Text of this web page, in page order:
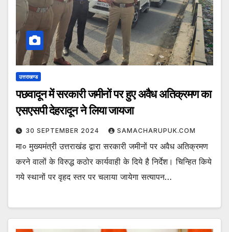
उत्तराखण्ड
पछवादून में सरकारी जमीनों पर हुए अवैध अतिक्रमण का
एसएसपी देहरादून ने लिया जायजा
30 SEPTEMBER 2024 SAMACHARUPUK.COM
मा० मुख्यमंत्री उत्तराखंड द्वारा सरकारी जमीनों पर अवैध अतिक्रमण
करने वालों के विरुद्ध कठोर कार्यवाही के दिये है निर्देश। चिन्हित किये
गये स्थानों पर वृहद स्तर पर चलाया जायेगा सत्यापन…